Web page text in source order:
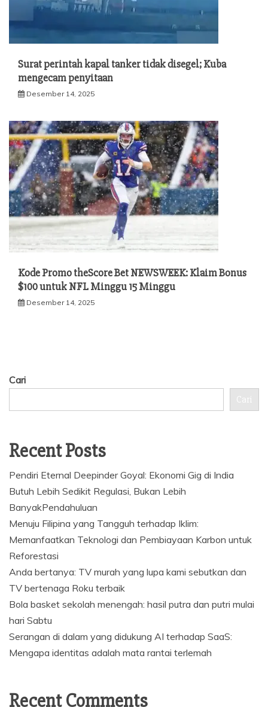
Surat perintah kapal tanker tidak disegel; Kuba
mengecam penyitaan
Desember 14, 2025
Kode Promo theScore Bet NEWSWEEK: Klaim Bonus
$100 untuk NFL Minggu 15 Minggu
Desember 14, 2025
Cari
Cari
Recent Posts
Pendiri Eternal Deepinder Goyal: Ekonomi Gig di India
Butuh Lebih Sedikit Regulasi, Bukan Lebih
BanyakPendahuluan
Menuju Filipina yang Tangguh terhadap Iklim:
Memanfaatkan Teknologi dan Pembiayaan Karbon untuk
Reforestasi
Anda bertanya: TV murah yang lupa kami sebutkan dan
TV bertenaga Roku terbaik
Bola basket sekolah menengah: hasil putra dan putri mulai
hari Sabtu
Serangan di dalam yang didukung AI terhadap SaaS:
Mengapa identitas adalah mata rantai terlemah
Recent Comments